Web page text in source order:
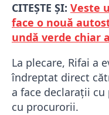
CITEȘTE ȘI: Veste
face o nouă
undă verde chiar
La plecare, Rifai a
îndreptat direct
a face declarații
cu procurorii.